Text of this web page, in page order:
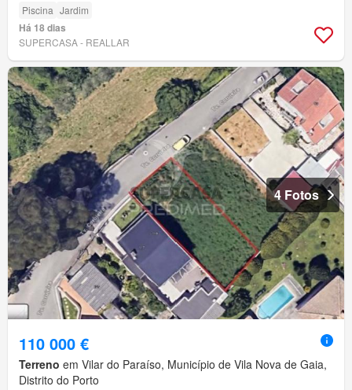
Piscina Jardim
Há 18 dias
SUPERCASA - REALLAR
4 Fotos
110 000 €
Terreno em Vilar do Paraíso, Município de Vila Nova de Gaia,
Distrito do Porto